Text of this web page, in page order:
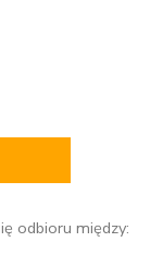
odbioru między: